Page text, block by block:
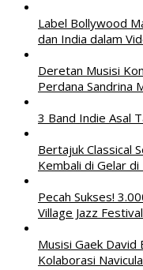
Label Bollywood
dan India dalam
Deretan Musisi
Perdana Sandrina
3 Band Indie Asal
Bertajuk Classical
Kembali di Gelar di
Pecah Sukses!
Village Jazz
Musisi Gaek
Kolaborasi